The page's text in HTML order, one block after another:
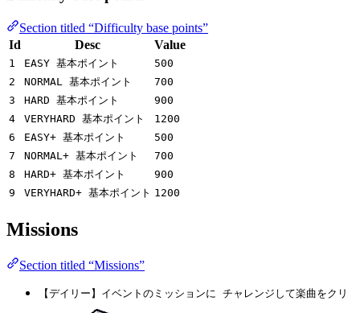
Section titled “Difficulty base points”
Id
Desc Value
1 EASY 基本ポイント
500
2
NORMAL 基本ポイント
700
3
HARD 基本ポイント
900
4
VERYHARD 基本ポイント
1200
6
EASY+ 基本ポイント
500
7
NORMAL+ 基本ポイント
700
8
HARD+ 基本ポイント
900
9
VERYHARD+ 基本ポイント 1200
Missions
Section titled “Missions”
【デイリー】イベントのミッションに チャレンジして楽曲をクリ